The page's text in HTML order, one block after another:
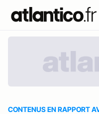
CONTENUS EN RAPPORT